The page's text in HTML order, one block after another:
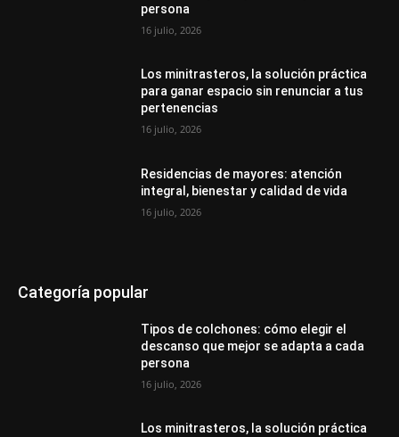
persona
16 julio, 2026
Los minitrasteros, la solución práctica
para ganar espacio sin renunciar a tus
pertenencias
16 julio, 2026
Residencias de mayores: atención
integral, bienestar y calidad de vida
16 julio, 2026
Categoría popular
Tipos de colchones: cómo elegir el
descanso que mejor se adapta a cada
persona
16 julio, 2026
Los minitrasteros, la solución práctica